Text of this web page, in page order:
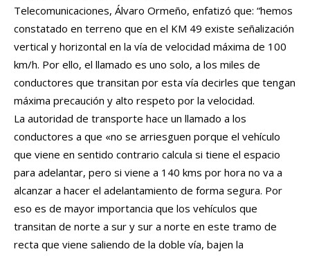
Telecomunicaciones, Álvaro Ormeño, enfatizó que: “hemos
constatado en terreno que en el KM 49 existe señalización
vertical y horizontal en la vía de velocidad máxima de 100
km/h. Por ello, el llamado es uno solo, a los miles de
conductores que transitan por esta vía decirles que tengan
máxima precaución y alto respeto por la velocidad.
La autoridad de transporte hace un llamado a los
conductores a que «no se arriesguen porque el vehículo
que viene en sentido contrario calcula si tiene el espacio
para adelantar, pero si viene a 140 kms por hora no va a
alcanzar a hacer el adelantamiento de forma segura. Por
eso es de mayor importancia que los vehículos que
transitan de norte a sur y sur a norte en este tramo de
recta que viene saliendo de la doble vía, bajen la